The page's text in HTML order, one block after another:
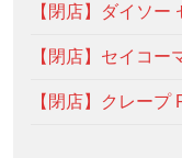
【閉店】ダイソー
【閉店】セイコー
【閉店】クレープ